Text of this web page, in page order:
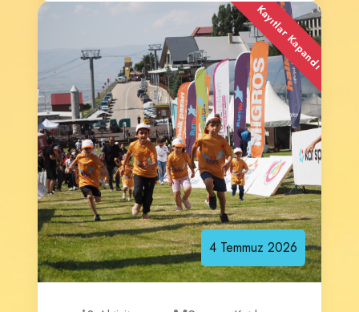
Kayıtlar Kapandı
4 Temmuz 2026